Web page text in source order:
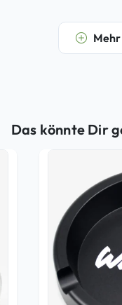
Das könnte Dir